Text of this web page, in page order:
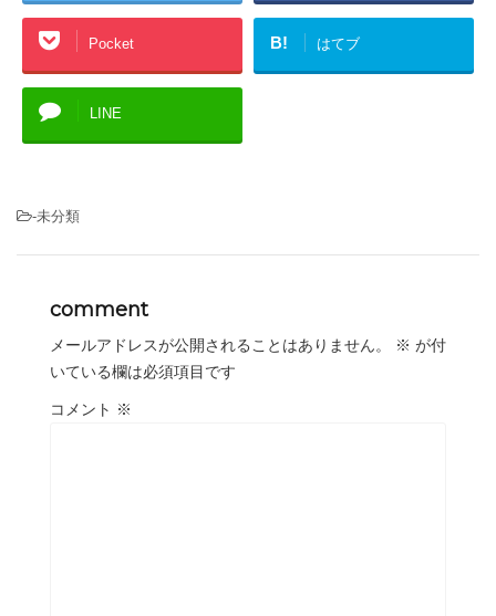
Pocket B! はてブ
LINE
-未分類
comment
メールアドレスが公開されることはありません。 ※ が付
いている欄は必須項目です
コメント ※